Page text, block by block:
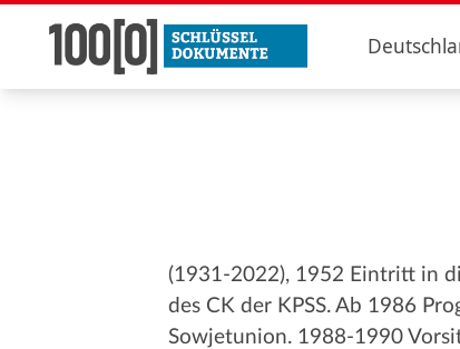
(1931-2022), 1952 Eintritt in
des CK der KPSS. Ab 1986
Sowjetunion. 1988-1990